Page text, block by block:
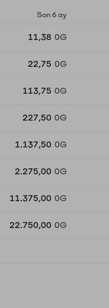
Son 6 ay
11,38 0G
22,75 0G
113,75 0G
227,50 0G
1.137,50 0G
2.275,00 0G
11.375,00 0G
22.750,00 0G